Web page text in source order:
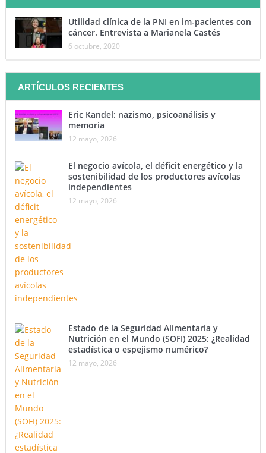
Utilidad clínica de la PNI en im-pacientes con
cáncer. Entrevista a Marianela Castés
6 octubre, 2020
ARTÍCULOS RECIENTES
Eric Kandel: nazismo, psicoanálisis y
memoria
12 mayo, 2026
El negocio avícola, el déficit energético y la
sostenibilidad de los productores avícolas
independientes
12 mayo, 2026
Estado de la Seguridad Alimentaria y
Nutrición en el Mundo (SOFI) 2025: ¿Realidad
estadística o espejismo numérico?
12 mayo, 2026